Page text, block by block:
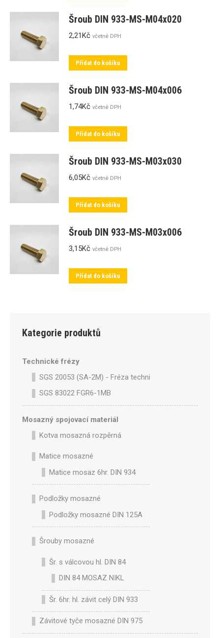
Šroub DIN 933-MS-M04x020
2,21Kč včetně DPH
Přidat do košíku
Šroub DIN 933-MS-M04x006
1,74Kč včetně DPH
Přidat do košíku
Šroub DIN 933-MS-M03x030
6,05Kč včetně DPH
Přidat do košíku
Šroub DIN 933-MS-M03x006
3,15Kč včetně DPH
Přidat do košíku
Kategorie produktů
Technické frézy
SGS 20053 (SA-2M) - Fréza technická SA-2M válcová
SGS 83022 FGR6-1MB
Mosazný spojovací materiál
Kotva mosazná rozpěrná
Matice mosazné
Matice mosaz 6hr. DIN 934
Podložky mosazné
Podložky mosazné DIN 125A
Šrouby mosazné
Šr. s válcovou hl. DIN 84
DIN 84 MOSAZ NIKL
Šr. 6hr. hl. závit celý DIN 933
Závitové tyče mosazné DIN 975